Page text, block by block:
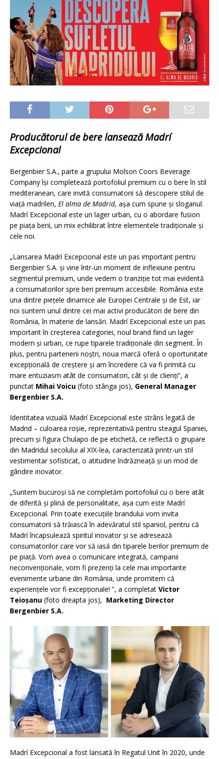
Producătorul de bere lansează Madrí
Excepcional
Bergenbier S.A., parte a grupului Molson Coors Beverage
Company își completează portofoliul premium cu o bere în stil
mediteranean, care invită consumatorii să descopere stilul de
viață madrilen, El alma de Madrid, așa cum spune și sloganul.
Madrí Excepcional este un lager urban, cu o abordare fusion
pe piața berii, un mix echilibrat între elementele tradiționale și
cele noi.
„Lansarea Madrí Excepcional este un pas important pentru
Bergenbier S.A. și vine într-un moment de inflexiune pentru
segmentul premium, unde vedem o tranziție tot mai evidentă
a consumatorilor spre beri premium accesibile. România este
una dintre piețele dinamice ale Europei Centrale și de Est, iar
noi suntem unul dintre cei mai activi producători de bere din
România, în materie de lansări. Madrí Excepcional este un pas
important în creșterea categoriei, noul brand fiind un lager
modern și urban, ce rupe tiparele tradiționale din segment. În
plus, pentru partenerii noștri, noua marcă oferă o oportunitate
excepțională de creștere și am încredere că va fi primită cu
mare entuziasm atât de consumatori, cât și de clienți”, a
punctat Mihai Voicu (foto stânga jos), General Manager
Bergenbier S.A.
Identitatea vizuală Madrí Excepcional este strâns legată de
Madrid – culoarea roșie, reprezentativă pentru steagul Spaniei,
precum și figura Chulapo de pe etichetă, ce reflectă o grupare
din Madridul secolului al XIX-lea, caracterizată printr-un stil
vestimentar sofisticat, o atitudine îndrăzneață și un mod de
gândire inovator.
„Suntem bucuroși să ne completăm portofoliul cu o bere atât
de diferită și plină de personalitate, așa cum este Madrí
Excepcional. Prin toate execuțiile brandului vom invita
consumatorii să trăiască în adevăratul stil spaniol, pentru că
Madrí încapsulează spiritul inovator și se adresează
consumatorilor care vor să iasă din tiparele berilor premium de
pe piață. Vom avea o comunicare integrată, campanii
neconvenționale, vom fi prezenți la cele mai importante
evenimente urbane din România, unde promitem că
experiențele vor fi excepționale! ”, a completat Victor
Teioșanu (foto dreapta jos), Marketing Director
Bergenbier S.A.
Madrí Excepcional a fost lansată în Regatul Unit în 2020, unde